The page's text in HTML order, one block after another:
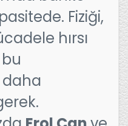
Fiziği,
hırsı